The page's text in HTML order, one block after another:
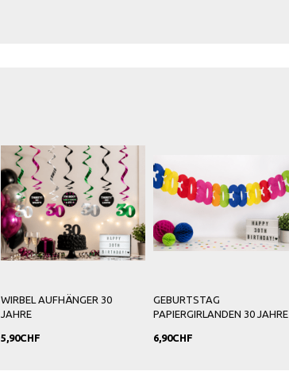
WIRBEL AUFHÄNGER 30
JAHRE
5,90CHF
GEBURTSTAG
PAPIERGIRLANDEN 30 JAHRE
6,90CHF